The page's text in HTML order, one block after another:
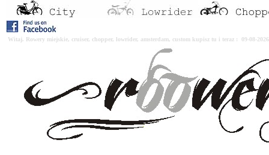
Witaj. Rowery miejskie, cruiser, chopper, lowrider, amsterdam, custom kupisz tu i teraz : 09-08-